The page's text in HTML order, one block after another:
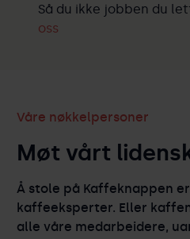
Så du ikke jobben du
oss
Våre nøkkelpersoner
Møt vårt
Å stole på Kaffeknappen
kaffeeksperter. Eller
alle våre medarbeidere,